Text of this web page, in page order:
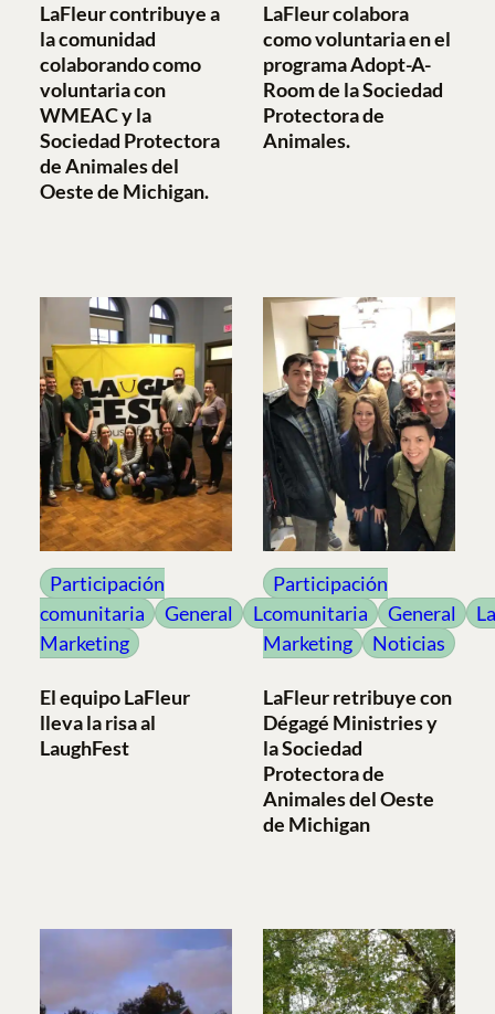
LaFleur contribuye a
la comunidad
colaborando como
voluntaria con
WMEAC y la
Sociedad Protectora
de Animales del
Oeste de Michigan.
LaFleur colabora
como voluntaria en el
programa Adopt-A-
Room de la Sociedad
Protectora de
Animales.
Participación
comunitaria
General
LaFleur
Marketing
El equipo LaFleur
lleva la risa al
LaughFest
Participación
comunitaria
General
Marketing
Noticias
LaFleur retribuye con
Dégagé Ministries y
la Sociedad
Protectora de
Animales del Oeste
de Michigan